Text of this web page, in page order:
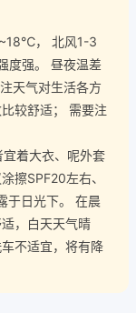
， 北风1-3
度强。 昼夜温差
天气对生活各方
较舒适； 需要注
着大衣、呢外套
擦SPF20左右、
于日光下。 在晨
，白天天气晴
不适宜，将有降